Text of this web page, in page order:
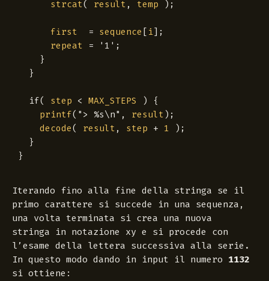
strcat( result , temp );
first = sequence [ i];
repeat
= '1' ;
}
}
if( step < MAX_STEPS )
{
printf( "> %s\n" , result );
decode( result , step + 1
);
}
}
Iterando fino alla fine della stringa se il
primo carattere si succede in una sequenza,
una volta terminata si crea una nuova
stringa in notazione xy e si procede con
l’esame della lettera successiva alla serie.
In questo modo dando in input il numero 1132
si ottiene: